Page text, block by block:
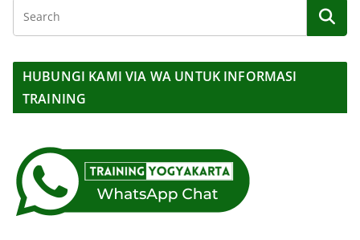
HUBUNGI KAMI VIA WA UNTUK INFORMASI
TRAINING